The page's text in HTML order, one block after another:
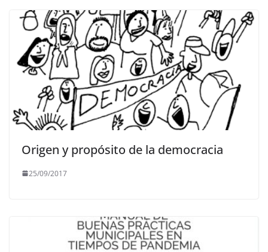
Origen y propósito de la democracia
25/09/2017